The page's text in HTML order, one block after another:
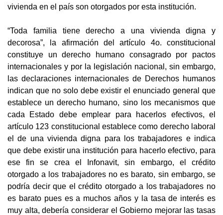
vivienda en el país son otorgados por esta institución.
“Toda familia tiene derecho a una vivienda digna y
decorosa”, la afirmación del artículo 4o. constitucional
constituye un derecho humano consagrado por pactos
internacionales y por la legislación nacional, sin embargo,
las declaraciones internacionales de Derechos humanos
indican que no solo debe existir el enunciado general que
establece un derecho humano, sino los mecanismos que
cada Estado debe emplear para hacerlos efectivos, el
artículo 123 constitucional establece como derecho laboral
el de una vivienda digna para los trabajadores e indica
que debe existir una institución para hacerlo efectivo, para
ese fin se crea el Infonavit, sin embargo, el crédito
otorgado a los trabajadores no es barato, sin embargo, se
podría decir que el crédito otorgado a los trabajadores no
es barato pues es a muchos años y la tasa de interés es
muy alta, debería considerar el Gobierno mejorar las tasas